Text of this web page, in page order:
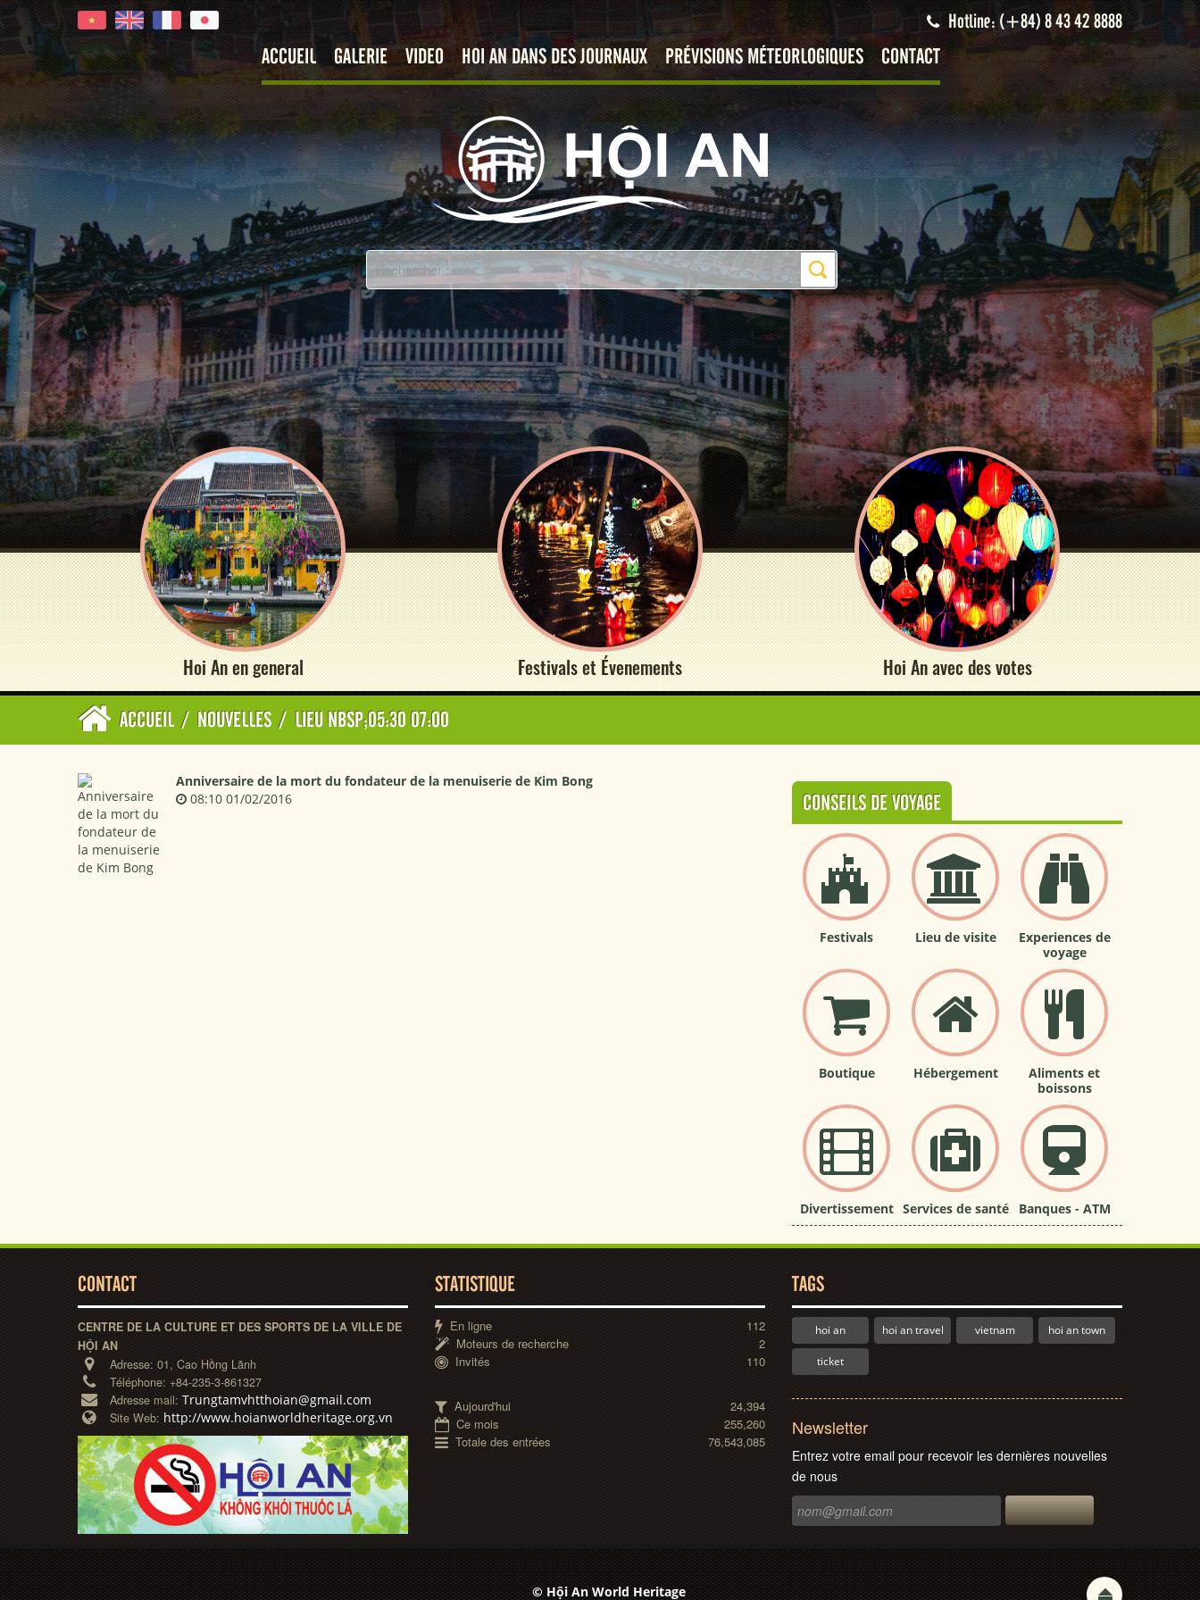
Hotline: (+84) 8 43 42 8888
ACCUEIL GALERIE VIDEO HOI AN DANS DES JOURNAUX PRÉVISIONS MÉTEORLOGIQUES CONTACT
Hoi An en general Festivals et Évenements Hoi An avec des votes
ACCUEIL / NOUVELLES / LIEU NBSP;05:30 07:00
Anniversaire de la mort du fondateur de la menuiserie de Kim Bong
08:10 01/02/2016
CONSEILS DE VOYAGE
Festivals Lieu de visite
Experiences de
voyage
Boutique Hébergement
Aliments et
boissons
Divertissement Services de santé Banques - ATM
CONTACT
CENTRE DE LA CULTURE ET DES SPORTS DE LA VILLE DE
HỘI AN
Adresse: 01, Cao Hồng Lãnh
Téléphone: +84-235-3-861327
Adresse mail: Trungtamvhtthoian@gmail.com
Site Web: http://www.hoianworldheritage.org.vn
STATISTIQUE
En ligne
112
Moteurs de recherche
2
Invités
110
Aujourd'hui
24,394
Ce mois
255,260
Totale des entrées
76,543,085
TAGS
hoi an hoi an travel vietnam hoi an town
ticket
Newsletter
Entrez votre email pour recevoir les dernières nouvelles
de nous
© Hội An World Heritage